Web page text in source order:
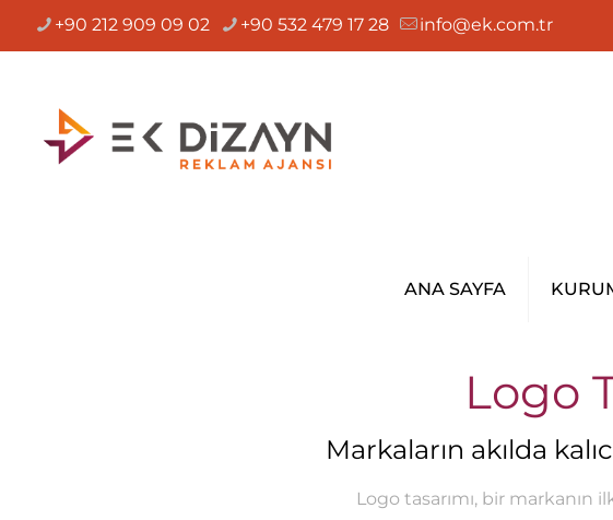
+90 212 909 09 02 +90 532 479 17 28 info@ek.com.tr
ANA SAYFA
Logo
Markaların akılda
Logo tasarımı, bir